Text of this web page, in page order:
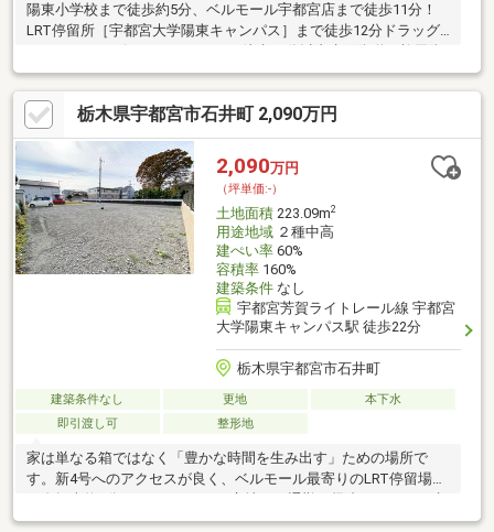
陽東小学校まで徒歩約5分、ベルモール宇都宮店まで徒歩11分！
LRT停留所［宇都宮大学陽東キャンパス］まで徒歩12分ドラッグ
道までのアクセス良好！小中学校、商業施設が充実した地域で、
徒歩でも暮らせる立地要セットバック陽東小学校：徒歩約5分（約
350ｍ）陽東中学校：徒歩約10分（約800ｍ）
栃木県宇都宮市石井町 2,090万円
2,090万円
（坪単価:-）
土地面積223.09m2
用途地域２種中高
建ぺい率60%
容積率160%
建築条件なし
宇都宮芳賀ライトレール線 宇都宮
大学陽東キャンパス駅 徒歩22分
栃木県宇都宮市石井町
建築条件なし 更地
本下水
即引渡し可
整形地
家は単なる箱ではなく「豊かな時間を生み出す」ための場所で
す。新4号へのアクセスが良く、ベルモール最寄りのLRT停留場ま
みます。レストランBarまで徒歩圏も嬉しいポイント。■「宇都宮